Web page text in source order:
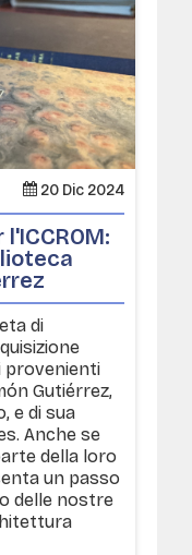
20 Dic 2024
di
provenienti
Gutiérrez,
e di sua
Anche se
della loro
un passo
delle nostre